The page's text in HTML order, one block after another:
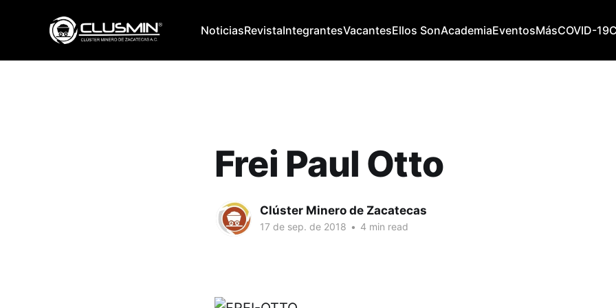
NoticiasRevistaIntegrantesVacantesEllos SonAcademiaEventosMásCOVID-19
Frei Paul Otto
Clúster Minero de Zacatecas
17 de sep. de 2018 • 4 min read